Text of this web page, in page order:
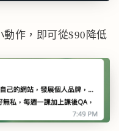
作，即可從$90降低